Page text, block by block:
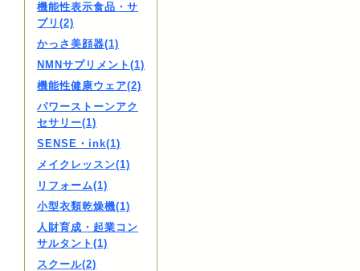
機能性表示食品・サ
プリ(2)
かっさ美顔器(1)
NMNサプリメント(1)
機能性健康ウェア(2)
パワーストーンアク
セサリー(1)
SENSE・ink(1)
メイクレッスン(1)
リフォーム(1)
小型衣類乾燥機(1)
人財育成・起業コン
サルタント(1)
スクール(2)